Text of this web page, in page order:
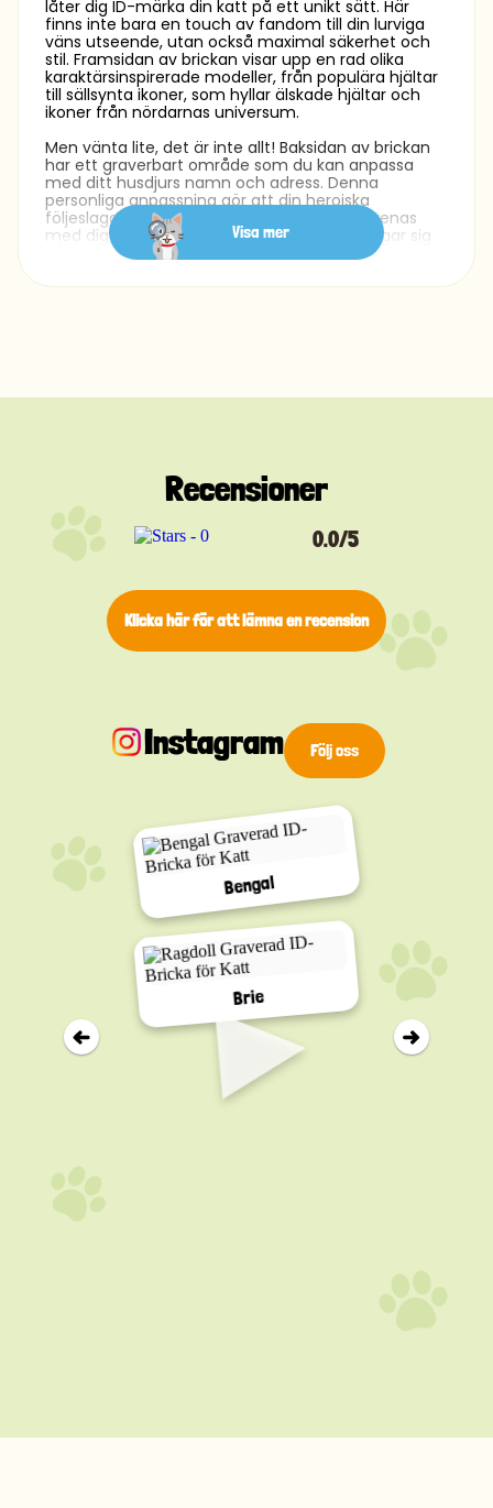
låter dig ID-märka din katt på ett unikt sätt. Här
finns inte bara en touch av fandom till din lurviga
väns utseende, utan också maximal säkerhet och
stil. Framsidan av brickan visar upp en rad olika
karaktärsinspirerade modeller, från populära hjältar
till sällsynta ikoner, som hyllar älskade hjältar och
ikoner från nördarnas universum.
Men vänta lite, det är inte allt! Baksidan av brickan
har ett graverbart område som du kan anpassa
med ditt husdjurs namn och adress. Denna
personliga anpassning gör att din heroiska
följeslagare lätt kan identifieras och återförenas
med dig om de någonsin hamnar på villovägar sig
på sina egna episka uppdrag. Med en supercool
att passera obemärkt, dag som natt.
livslängd, medan de släta kanterna ger både
anda. Med en mängd olika karaktärsdesigner att
välja mellan kan du hitta den perfekta brickan som
speglar deras fandom och visar upp deras unika
personlighet. Varje ID-bricka kommer med en valfri
gravering, så du kan lägga till det unika ID-numret
Men det är inte allt! Förutom att vara en stilfull
accessoar är vår ID-bricka också en viktig del av
ägarregistret. Genom att inkludera ditt husdjurs ID-
nummer och kontaktinformation på brickan kan du
vara säker på att din älskade katt alltid är spårad
Släpp lös kraften i vår karaktärsinspirerade ID-bricka,
det ultimata oumbärliga tillbehöret för alla film-
och serieälskande djurägare. Beställ nu och
säkerställ din katts säkerhet och stil på samma
gång! Och kom ihåg, gratis frakt gäller för alla
beställningar över 299 kr. Dessutom - med vår
livstidsgaranti och anpassningsbara ID-brickor,
kommer din katt alltid att vara redo för nästa stora
äventyr! Missa inte chansen att ge din katt en ID-
bricka som är lika unik som den själv!
Visa mer
Instagram Följ oss
Bengal
▸
Brie
Recensioner
0.0/5
Klicka här för att lämna en recension